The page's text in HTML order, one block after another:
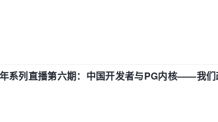
系列直播第六期：中国开发者与PG内核——我们